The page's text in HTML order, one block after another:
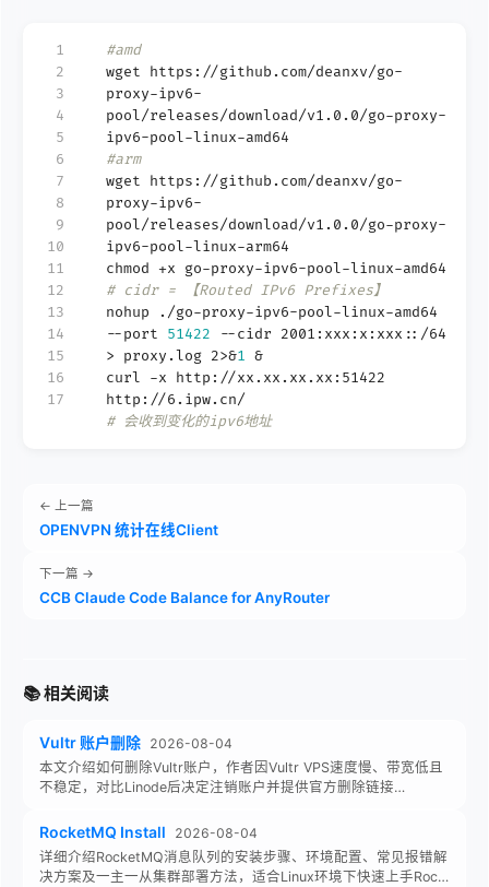
1
2
3
4
5
6
7
8
9
10
11
12
13
14
15
16
17
#amd
wget https://github.com/deanxv/go-
proxy-ipv6-
pool/releases/download/v1.0.0/go-proxy-
ipv6-pool-linux-amd64
#arm
wget https://github.com/deanxv/go-
proxy-ipv6-
pool/releases/download/v1.0.0/go-proxy-
ipv6-pool-linux-arm64
chmod +x go-proxy-ipv6-pool-linux-amd64
# cidr = 【Routed IPv6 Prefixes】
nohup ./go-proxy-ipv6-pool-linux-amd64
--port 51422 --cidr 2001:xxx:x:xxx::/64
> proxy.log 2>&1 &
curl -x http://xx.xx.xx.xx:51422
http://6.ipw.cn/
# 会收到变化的ipv6地址
← 上一篇
OPENVPN 统计在线Client
下一篇 →
CCB Claude Code Balance for AnyRouter
📚 相关阅读
Vultr 账户删除 2026-08-04
本文介绍如何删除Vultr账户，作者因Vultr VPS速度慢、带宽低且
不稳定，对比Linode后决定注销账户并提供官方删除链接…
RocketMQ Install
2026-08-04
详细介绍RocketMQ消息队列的安装步骤、环境配置、常见报错解
决方案及一主一从集群部署方法，适合Linux环境下快速上手Roc…